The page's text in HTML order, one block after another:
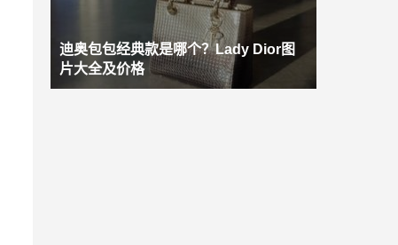
迪奥包包经典款是哪个？Lady Dior图
片大全及价格